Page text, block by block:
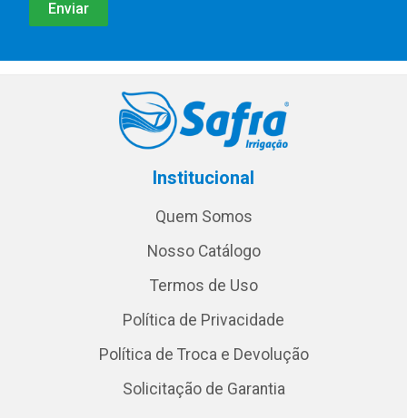
Institucional
Quem Somos
Nosso Catálogo
Termos de Uso
Política de Privacidade
Política de Troca e Devolução
Solicitação de Garantia